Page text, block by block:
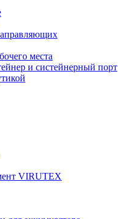
места
и систейнерный порт
VIRUTEX